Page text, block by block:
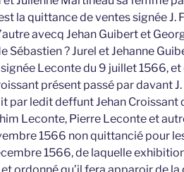
la quittance de ventes signée J.
avecq Jehan Guibert et
Sébastien ? Jurel et Jehanne
Leconte du 9 juillet 1566,
présent passé par davant
par ledit deffunt Jehan Croissant
Leconte, Pierre Leconte et
1566 non quittancié pour
1566, de laquelle